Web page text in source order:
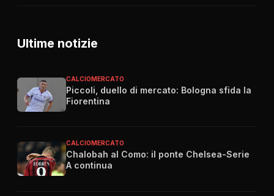
Ultime notizie
CALCIOMERCATO
Piccoli, duello di mercato: Bologna sfida la
Fiorentina
CALCIOMERCATO
Chalobah al Como: il ponte Chelsea-Serie
A continua